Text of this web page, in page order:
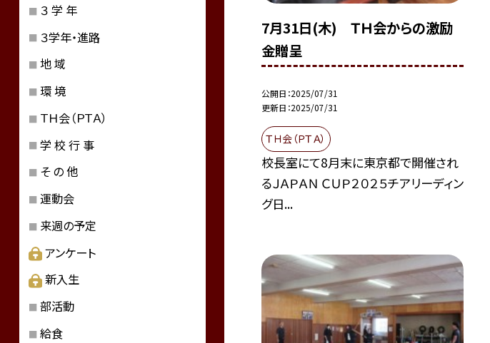
7月31日(木) ＴＨ会からの激励
金贈呈
公開日 2025/07/31
更新日 2025/07/31
ＴＨ会（ＰＴＡ）
校長室にて8月末に東京都で開催され
るＪＡＰＡＮ ＣＵＰ２０２５チアリーディン
グ日...
３ 学 年
３学年・進路
地 域
環 境
ＴＨ会（ＰＴＡ）
学 校 行 事
そ の 他
運動会
来週の予定
アンケート
新入生
部活動
給食